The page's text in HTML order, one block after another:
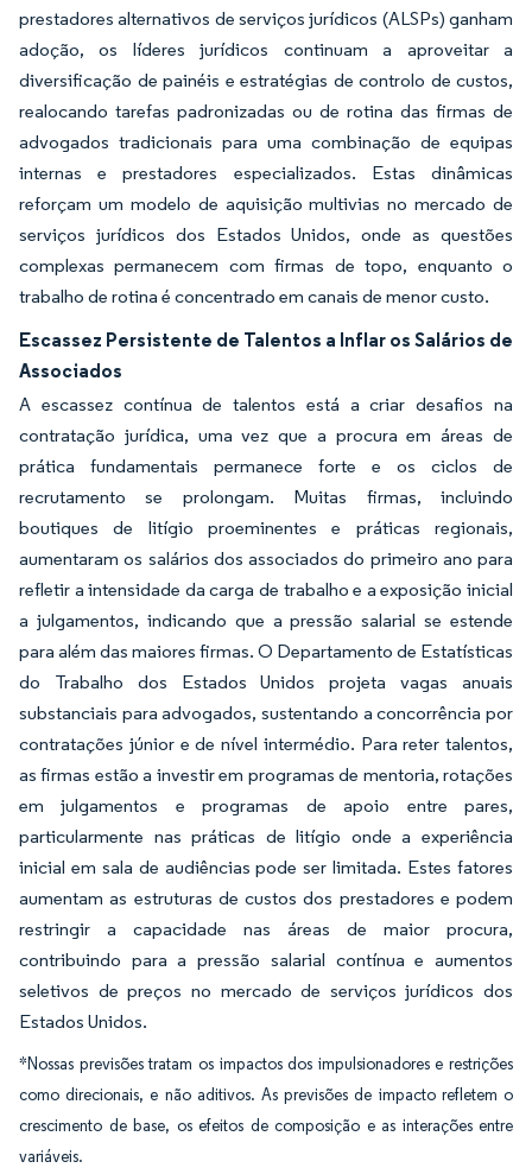
prestadores alternativos de serviços jurídicos (ALSPs) ganham
adoção, os líderes jurídicos continuam a aproveitar a
diversificação de painéis e estratégias de controlo de custos,
realocando tarefas padronizadas ou de rotina das firmas de
advogados tradicionais para uma combinação de equipas
internas e prestadores especializados. Estas dinâmicas
reforçam um modelo de aquisição multivias no mercado de
serviços jurídicos dos Estados Unidos, onde as questões
complexas permanecem com firmas de topo, enquanto o
trabalho de rotina é concentrado em canais de menor custo.
Escassez Persistente de Talentos a Inflar os Salários de
Associados
A escassez contínua de talentos está a criar desafios na
contratação jurídica, uma vez que a procura em áreas de
prática fundamentais permanece forte e os ciclos de
recrutamento se prolongam. Muitas firmas, incluindo
boutiques de litígio proeminentes e práticas regionais,
aumentaram os salários dos associados do primeiro ano para
refletir a intensidade da carga de trabalho e a exposição inicial
a julgamentos, indicando que a pressão salarial se estende
para além das maiores firmas. O Departamento de Estatísticas
do Trabalho dos Estados Unidos projeta vagas anuais
substanciais para advogados, sustentando a concorrência por
contratações júnior e de nível intermédio. Para reter talentos,
as firmas estão a investir em programas de mentoria, rotações
em julgamentos e programas de apoio entre pares,
particularmente nas práticas de litígio onde a experiência
inicial em sala de audiências pode ser limitada. Estes fatores
aumentam as estruturas de custos dos prestadores e podem
restringir a capacidade nas áreas de maior procura,
contribuindo para a pressão salarial contínua e aumentos
seletivos de preços no mercado de serviços jurídicos dos
Estados Unidos.
*Nossas previsões tratam os impactos dos impulsionadores e restrições
como direcionais, e não aditivos. As previsões de impacto refletem o
crescimento de base, os efeitos de composição e as interações entre
variáveis.